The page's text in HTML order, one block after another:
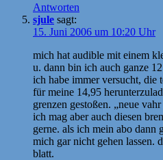
Antworten
sjule sagt:
15. Juni 2006 um 10:20 Uhr
mich hat audible mit einem
u. dann bin ich auch ganze
ich habe immer versucht, die
für meine 14,95
grenzen gestoßen. „neue
ich mag aber auch diesen
gerne. als ich mein abo dann
mich gar nicht gehen lassen.
blatt.